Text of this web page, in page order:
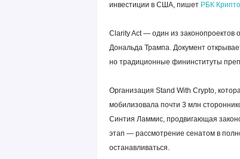
инвестиции в США, пишет РБК
Clarity Act — один из
Дональда Трампа. Документ
но традиционные фининституты
Организация Stand With Crypto,
мобилизовала почти 3 млн
Синтия Ламмис, продвигающая
этап — рассмотрение сенатом в
останавливаться.